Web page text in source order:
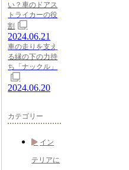
い？車のドアス
トライカーの役
割
2024.06.21
車の走りを支え
る縁の下の力持
ち「ナックル」
2024.06.20
カテゴリー
イン
テリアに